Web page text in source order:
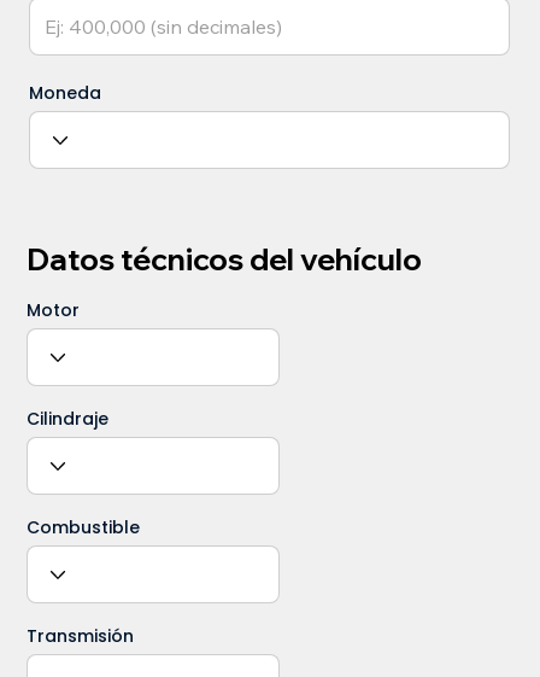
Moneda
Datos técnicos del vehículo
Motor
Cilindraje
Combustible
Transmisión